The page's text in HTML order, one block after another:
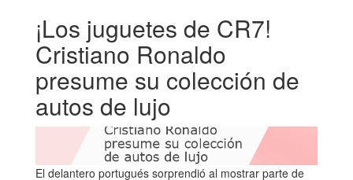
¡Los juguetes de CR7!
Cristiano Ronaldo
presume su colección de
autos de lujo
El delantero portugués sorprendió al mostrar parte de